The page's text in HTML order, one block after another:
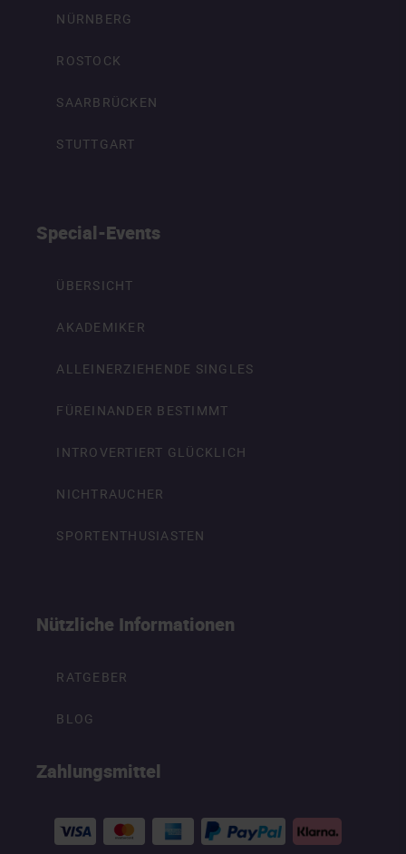
NÜRNBERG
ROSTOCK
SAARBRÜCKEN
STUTTGART
Special-Events
ÜBERSICHT
AKADEMIKER
ALLEINERZIEHENDE SINGLES
FÜREINANDER BESTIMMT
INTROVERTIERT GLÜCKLICH
NICHTRAUCHER
SPORTENTHUSIASTEN
Nützliche Informationen
RATGEBER
BLOG
Zahlungsmittel